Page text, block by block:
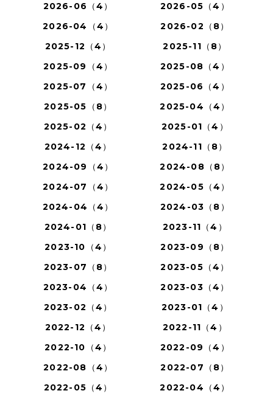
2026-06（4）
2026-05（4）
2026-04（4）
2026-02（8）
2025-12（4）
2025-11（8）
2025-09（4）
2025-08（4）
2025-07（4）
2025-06（4）
2025-05（8）
2025-04（4）
2025-02（4）
2025-01（4）
2024-12（4）
2024-11（8）
2024-09（4）
2024-08（8）
2024-07（4）
2024-05（4）
2024-04（4）
2024-03（8）
2024-01（8）
2023-11（4）
2023-10（4）
2023-09（8）
2023-07（8）
2023-05（4）
2023-04（4）
2023-03（4）
2023-02（4）
2023-01（4）
2022-12（4）
2022-11（4）
2022-10（4）
2022-09（4）
2022-08（4）
2022-07（8）
2022-05（4）
2022-04（4）